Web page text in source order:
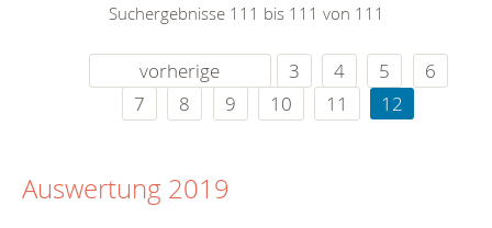
Suchergebnisse 111 bis 111 von 111
vorherige 3 4 5
6
7
8 9 10 11 12
Auswertung 2019